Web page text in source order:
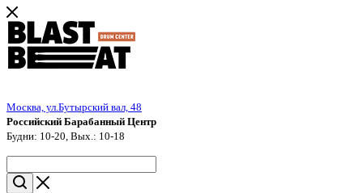
Москва, ул.Бутырский вал, 48
Российский Барабанный Центр
Будни: 10-20, Вых.: 10-18